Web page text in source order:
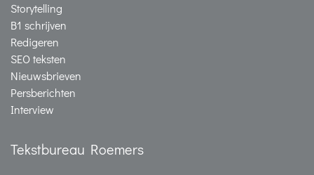
Storytelling
B1 schrijven
Redigeren
SEO teksten
Nieuwsbrieven
Persberichten
Interview
Tekstbureau Roemers